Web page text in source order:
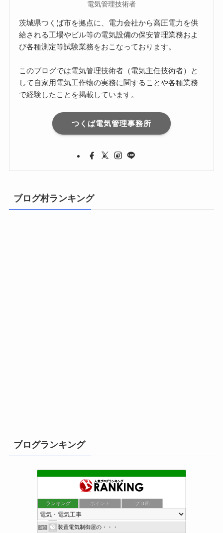
電気管理技術者
茨城県つくば市を拠点に、電力会社から高圧電力を供
給される工場やビル等の電気設備の保安管理業務およ
び各種測定等試験業務をおこなっております。
このブログでは電気管理技術者（電気主任技術者）と
して自家用電気工作物の実務に関することや各種業務
で経験したことを掲載しています。
つくば電気管理事務所
ブログ村ランキング
ブログランキング
ランキング ポイント ブロ画
小さな引越し屋と電気工事屋の奮闘記
2位 クリーンライフ始めまして
3位 装置電気制御屋の・・・